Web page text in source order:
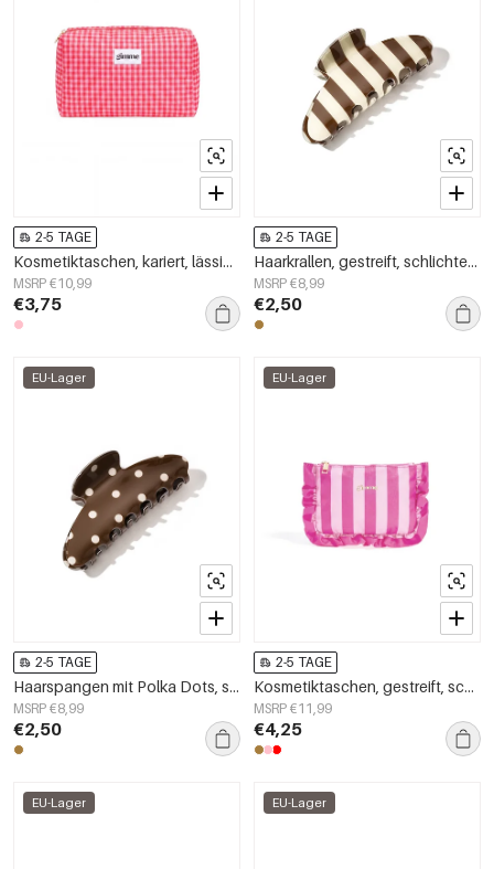
2-5 TAGE
Kosmetiktaschen, kariert, lässig, Polyester, Alltagsaccessoires
MSRP €10,99
€3,75
2-5 TAGE
Haarkrallen, gestreift, schlichtes PVC, Alltagsaccessoires
MSRP €8,99
€2,50
EU-Lager
2-5 TAGE
Haarspangen mit Polka Dots, schlichte PVC-Accessoires für den Alltag
MSRP €8,99
€2,50
EU-Lager
2-5 TAGE
Kosmetiktaschen, gestreift, schlicht, aus Polyester, Alltagsaccessoires
MSRP €11,99
€4,25
EU-Lager EU-Lager